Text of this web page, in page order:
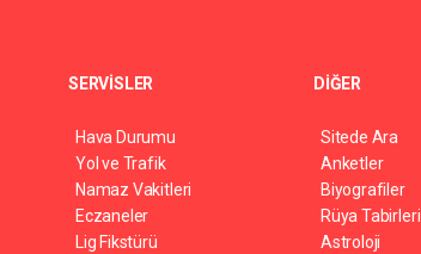
SERVİSLER
Hava Durumu
Yol ve Trafik
Namaz Vakitleri
Eczaneler
Lig Fikstürü
DİĞER
Sitede Ara
Anketler
Biyografiler
Rüya Tabirleri
Astroloji